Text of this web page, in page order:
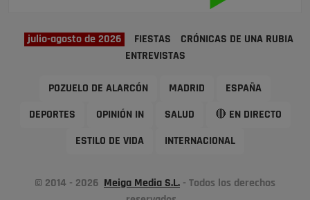
julio-agosto de 2026 FIESTAS
CRÓNICAS DE UNA RUBIA
ENTREVISTAS
POZUELO DE ALARCÓN MADRID ESPAÑA
DEPORTES OPINIÓN IN SALUD 🔴 EN DIRECTO
ESTILO DE VIDA INTERNACIONAL
© 2014 - 2026 Meiga Media S.L. - Todos los derechos